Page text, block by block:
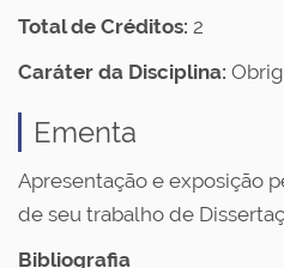
Total de Créditos: 2
Caráter da Disciplina:
Ementa
Apresentação e exposição
de seu trabalho de
Bibliografia